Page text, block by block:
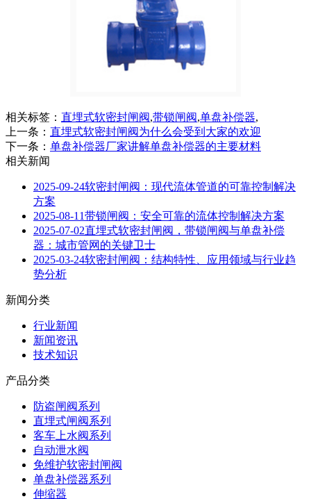
相关标签： 直埋式软密封闸阀,带锁闸阀,单盘补偿器,
上一条： 直埋式软密封闸阀为什么会受到大家的欢迎
下一条： 单盘补偿器厂家讲解单盘补偿器的主要材料
相关新闻
2025-09-24软密封闸阀：现代流体管道的可靠控制解决
方案
2025-08-11带锁闸阀：安全可靠的流体控制解决方案
2025-07-02直埋式软密封闸阀，带锁闸阀与单盘补偿
器：城市管网的关键卫士
2025-03-24软密封闸阀：结构特性、应用领域与行业趋
势分析
新闻分类
行业新闻
新闻资讯
技术知识
产品分类
防盗闸阀系列
直埋式闸阀系列
客车上水阀系列
自动泄水阀
免维护软密封闸阀
单盘补偿器系列
伸缩器